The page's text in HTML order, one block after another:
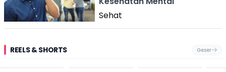
Sehat
REELS & SHORTS Geser
Festival Ekstrem